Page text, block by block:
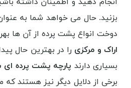
بزنید. حال می خواهد شما به
دوخت انواع پشت پرده از آن ها
اراک و مرکزی را در بهترین حال
بسیاری دارند پارچه پشت پرده ای
برخی از دلایل دیگر نیز هستند